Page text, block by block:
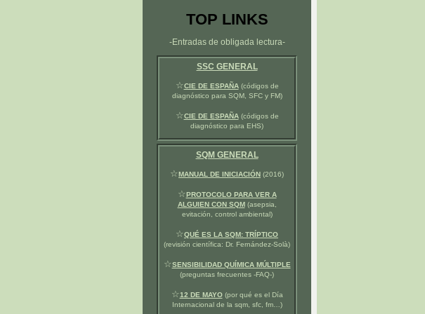
TOP LINKS
-Entradas de obligada lectura-
SSC GENERAL
☆CIE DE ESPAÑA(códigos de
diagnóstico para SQM, SFC y FM)
☆CIE DE ESPAÑA(códigos de
diagnóstico para EHS)
SQM GENERAL
☆MANUAL DE INICIACIÓN (2016)
☆PROTOCOLO PARA VER A
ALGUIEN CON SQM(asepsia,
evitación, control ambiental)
☆QUÉ ES LA SQM: TRÍPTICO
(revisión científica: Dr. Fernández-Solà)
☆SENSIBILIDAD QUÍMICA MÚLTIPLE
(preguntas frecuentes -FAQ-)
☆12 DE MAYO(por qué es el Día
Internacional de la sqm, sfc, fm…)